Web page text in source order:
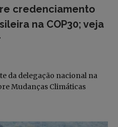
credenciamento
na COP30; veja
da delegação nacional na
Mudanças Climáticas